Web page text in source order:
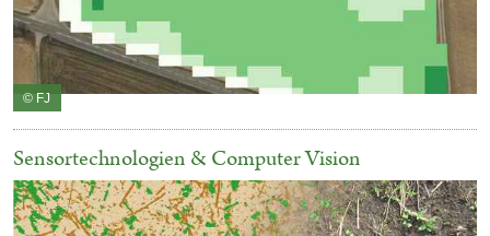
© FJ
Sensortechnologien & Computer Vision